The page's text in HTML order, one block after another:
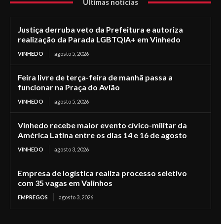
Últimas notícias
Justiça derruba veto da Prefeitura e autoriza
realização da Parada LGBTQIA+ em Vinhedo
VINHEDO agosto 5, 2026
Feira livre de terça-feira de manhã passa a
funcionar na Praça do Avião
VINHEDO agosto 5, 2026
Vinhedo recebe maior evento cívico-militar da
América Latina entre os dias 14 e 16 de agosto
VINHEDO agosto 3, 2026
Empresa de logística realiza processo seletivo
com 35 vagas em Valinhos
EMPREGOS agosto 3, 2026